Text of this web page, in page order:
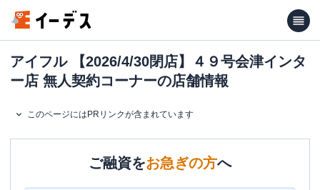
アイフル 【2026/4/30閉店】４９号会津インタ
ー店 無人契約コーナーの店舗情報
このページにはPRリンクが含まれています
ご融資をお急ぎの方へ